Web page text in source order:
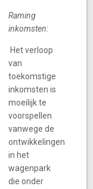
Raming
inkomsten:
Het verloop
van
toekomstige
inkomsten is
moeilijk te
voorspellen
vanwege de
ontwikkelingen
in het
wagenpark
die onder